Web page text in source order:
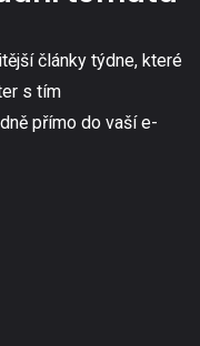
články týdne, které
s tím
přímo do vaší e-